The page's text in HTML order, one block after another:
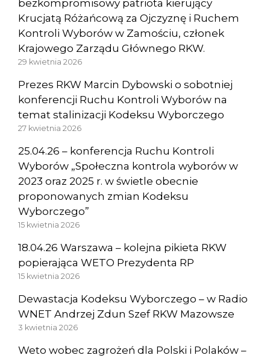
bezkompromisowy patriota kierujący
Krucjatą Różańcową za Ojczyznę i Ruchem
Kontroli Wyborów w Zamościu, członek
Krajowego Zarządu Głównego RKW.
29 kwietnia 2026
Prezes RKW Marcin Dybowski o sobotniej
konferencji Ruchu Kontroli Wyborów na
temat stalinizacji Kodeksu Wyborczego
27 kwietnia 2026
25.04.26 – konferencja Ruchu Kontroli
Wyborów „Społeczna kontrola wyborów w
2023 oraz 2025 r. w świetle obecnie
proponowanych zmian Kodeksu
Wyborczego”
15 kwietnia 2026
18.04.26 Warszawa – kolejna pikieta RKW
popierająca WETO Prezydenta RP
15 kwietnia 2026
Dewastacja Kodeksu Wyborczego – w Radio
WNET Andrzej Zdun Szef RKW Mazowsze
3 kwietnia 2026
Weto wobec zagrożeń dla Polski i Polaków –